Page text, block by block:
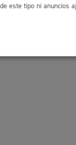
este tipo ni anuncios